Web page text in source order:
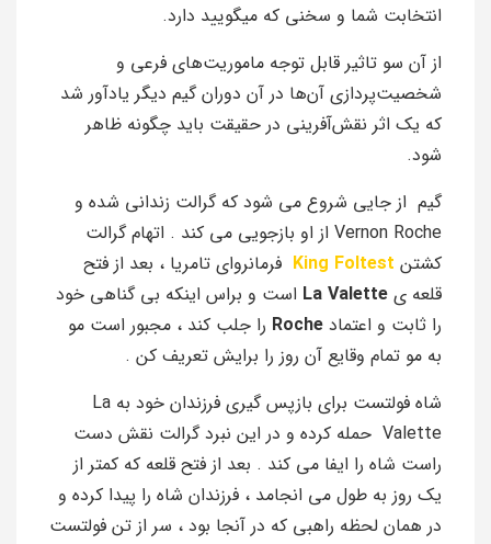
انتخابت شما و سخنی که میگویید دارد.
از آن سو تاثیر قابل توجه ماموریت‌های فرعی و
شخصیت‌پردازی آن‌ها در آن دوران گیم دیگر یادآور شد
که یک اثر نقش‌آفرینی در حقیقت باید چگونه ظاهر
شود.
گیم از جایی شروع می شود که گرالت زندانی شده و
Vernon Roche از او بازجویی می کند . اتهام گرالت
کشتن King Foltest فرمانروای تامریا ، بعد از فتح
قلعه ی La Valette است و براس اینکه بی گناهی خود
را ثابت و اعتماد Roche را جلب کند ، مجبور است مو
به مو تمام وقایع آن روز را برایش تعریف کن .
شاه فولتست برای بازپس گیری فرزندان خود به La
Valette حمله کرده و در این نبرد گرالت نقش دست
راست شاه را ایفا می کند . بعد از فتح قلعه که کمتر از
یک روز به طول می انجامد ، فرزندان شاه را پیدا کرده و
در همان لحظه راهبی که در آنجا بود ، سر از تن فولتست